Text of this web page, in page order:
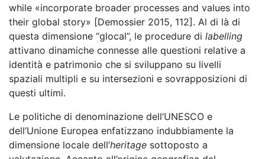
while «incorporate broader processes and values into
their global story» [Demossier 2015, 112]. Al di là di
questa dimensione “glocal”, le procedure di labelling
attivano dinamiche connesse alle questioni relative a
identità e patrimonio che si sviluppano su livelli
spaziali multipli e su intersezioni e sovrapposizioni di
questi ultimi.
Le politiche di denominazione dell’UNESCO e
dell’Unione Europea enfatizzano indubbiamente la
dimensione locale dell’heritage sottoposto a